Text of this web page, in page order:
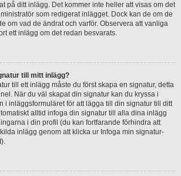
på ditt inlägg. Det kommer inte heller att visas om det
som redigerat inlägget. Dock kan de om de
om vad de ändrat och varför. Observera att vanliga
ett inlägg om det redan besvarats.
till mitt inlägg?
till ett inlägg måste du först skapa en signatur, detta
När du väl skapat din signatur kan du kryssa i
i inläggsformuläret för att lägga till din signatur till ditt
alltid infoga din signatur till alla dina inlägg
i din profil (du kan fortfarande förhindra att
inlägg genom att klicka ur Infoga min signatur-